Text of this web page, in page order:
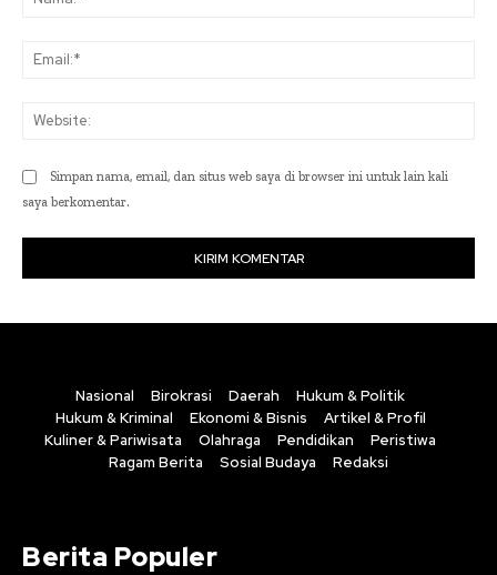
Simpan nama, email, dan situs web saya di browser ini untuk lain kali
saya berkomentar.
Nasional Birokrasi Daerah
Hukum & Politik
Hukum & Kriminal
Ekonomi & Bisnis
Artikel & Profil
Kuliner & Pariwisata
Olahraga Pendidikan
Peristiwa
Ragam Berita
Sosial Budaya Redaksi
Berita Populer